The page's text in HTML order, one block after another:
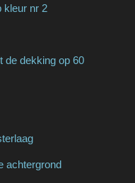
kleur nr 2
de dekking op 60
achtergrond